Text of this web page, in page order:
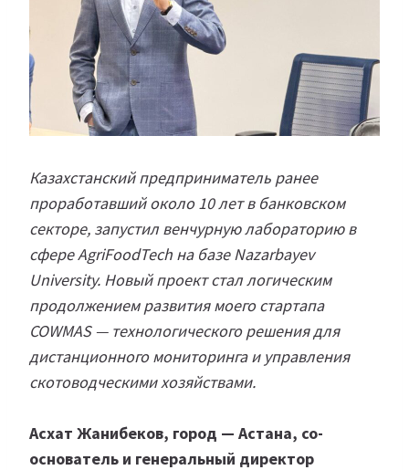
Казахстанский предприниматель ранее
проработавший около 10 лет в банковском
секторе, запустил венчурную лабораторию в
сфере AgriFoodTech на базе Nazarbayev
University. Новый проект стал логическим
продолжением развития моего стартапа
COWMAS — технологического решения для
дистанционного мониторинга и управления
скотоводческими хозяйствами.
Асхат Жанибеков, город — Астана, со-
основатель и генеральный директор